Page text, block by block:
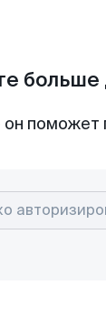
поможет